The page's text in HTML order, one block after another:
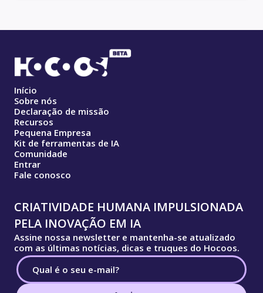
Início
Sobre nós
Declaração de missão
Recursos
Pequena Empresa
Kit de ferramentas de IA
Comunidade
Entrar
Fale conosco
CRIATIVIDADE HUMANA IMPULSIONADA
PELA INOVAÇÃO EM IA
Assine nossa newsletter e mantenha-se atualizado
com as últimas notícias, dicas e truques do Hocoos.